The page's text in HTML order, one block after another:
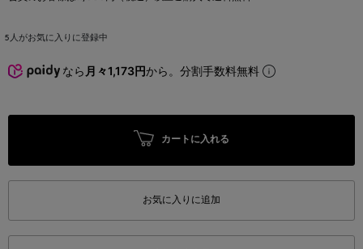
5 人がお気に入りに登録中
なら 月々1,173円から。分割手数料無料
カートに入れる
お気に入りに追加